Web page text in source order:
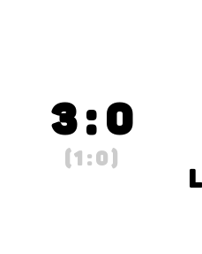
3 : 0
( 1 : 0 )